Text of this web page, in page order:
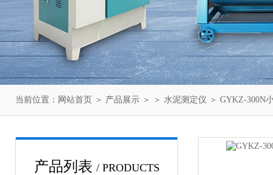
当前位置： 网站首页 ＞ 产品展示 ＞ ＞ 水泥测定仪 ＞ GYKZ-300N
产品列表 / PRODUCTS